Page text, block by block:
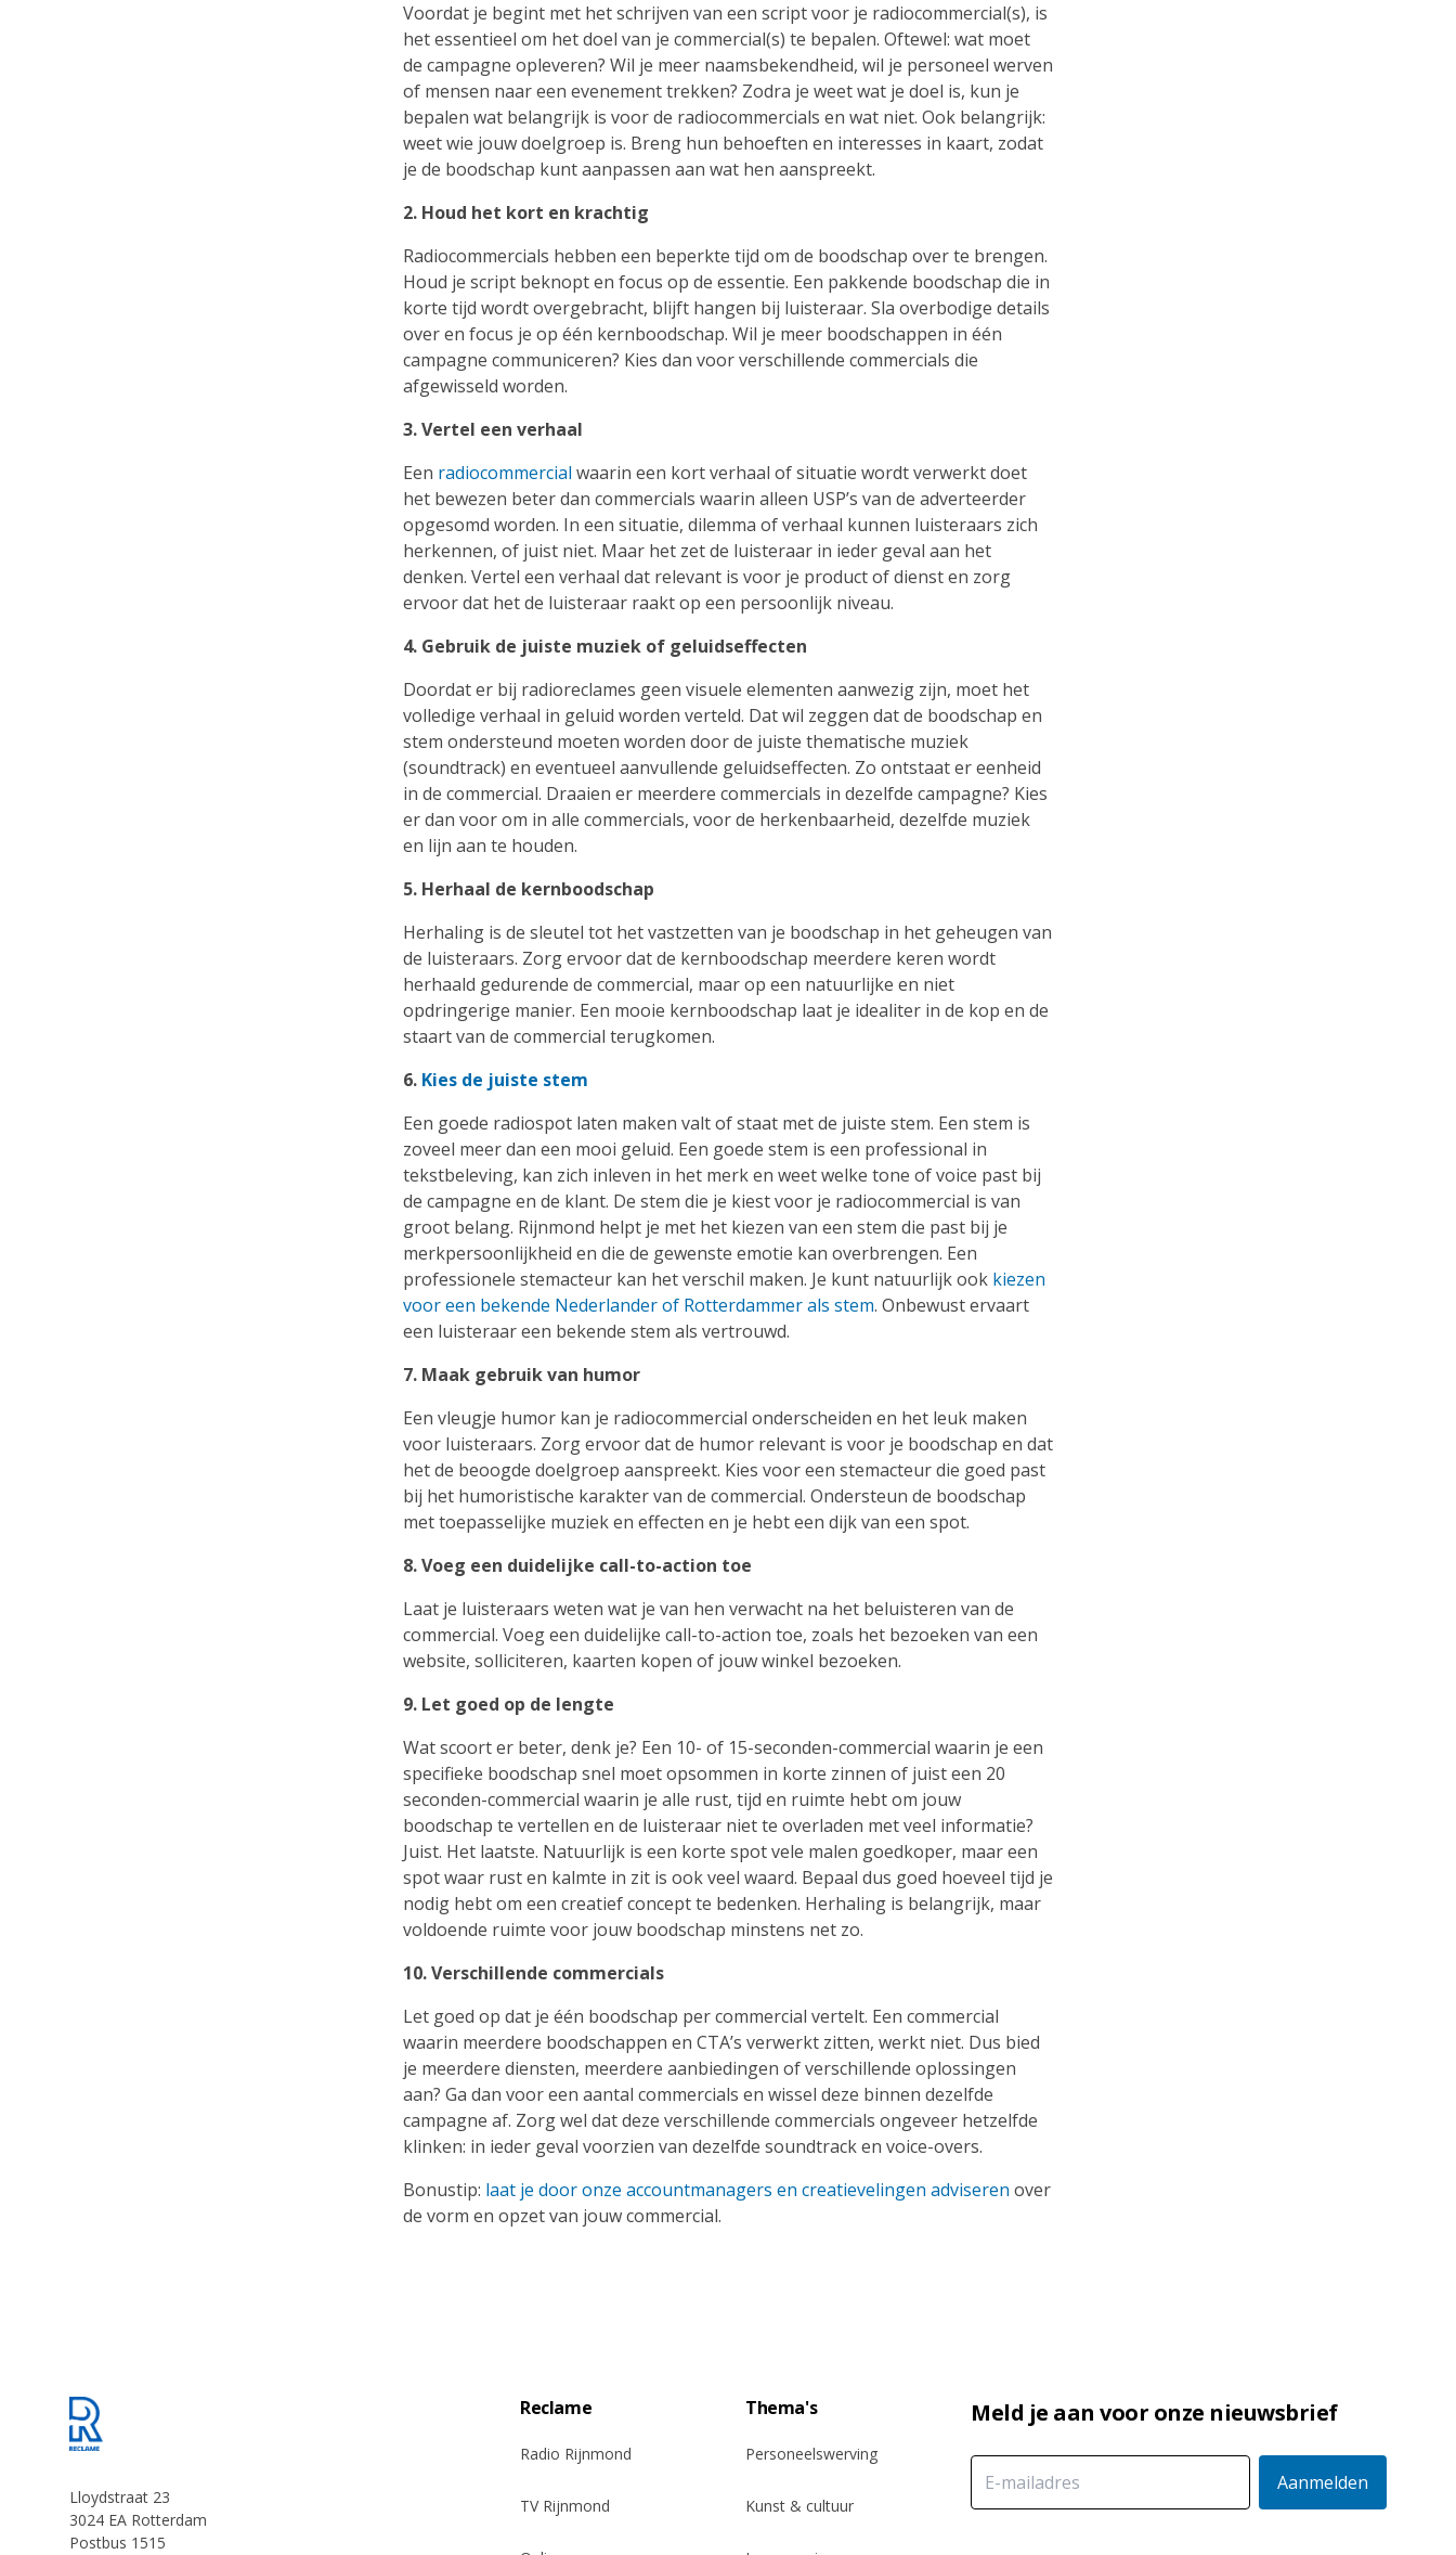
Voordat je begint met het schrijven van een script voor je radiocommercial(s), is
het essentieel om het doel van je commercial(s) te bepalen. Oftewel: wat moet
de campagne opleveren? Wil je meer naamsbekendheid, wil je personeel werven
of mensen naar een evenement trekken? Zodra je weet wat je doel is, kun je
bepalen wat belangrijk is voor de radiocommercials en wat niet. Ook belangrijk:
weet wie jouw doelgroep is. Breng hun behoeften en interesses in kaart, zodat
je de boodschap kunt aanpassen aan wat hen aanspreekt.
2. Houd het kort en krachtig
Radiocommercials hebben een beperkte tijd om de boodschap over te brengen.
Houd je script beknopt en focus op de essentie. Een pakkende boodschap die in
korte tijd wordt overgebracht, blijft hangen bij luisteraar. Sla overbodige details
over en focus je op één kernboodschap. Wil je meer boodschappen in één
campagne communiceren? Kies dan voor verschillende commercials die
afgewisseld worden.
3. Vertel een verhaal
Een radiocommercial waarin een kort verhaal of situatie wordt verwerkt doet
het bewezen beter dan commercials waarin alleen USP’s van de adverteerder
opgesomd worden. In een situatie, dilemma of verhaal kunnen luisteraars zich
herkennen, of juist niet. Maar het zet de luisteraar in ieder geval aan het
denken. Vertel een verhaal dat relevant is voor je product of dienst en zorg
ervoor dat het de luisteraar raakt op een persoonlijk niveau.
4. Gebruik de juiste muziek of geluidseffecten
Doordat er bij radioreclames geen visuele elementen aanwezig zijn, moet het
volledige verhaal in geluid worden verteld. Dat wil zeggen dat de boodschap en
stem ondersteund moeten worden door de juiste thematische muziek
(soundtrack) en eventueel aanvullende geluidseffecten. Zo ontstaat er eenheid
in de commercial. Draaien er meerdere commercials in dezelfde campagne? Kies
er dan voor om in alle commercials, voor de herkenbaarheid, dezelfde muziek
en lijn aan te houden.
5. Herhaal de kernboodschap
Herhaling is de sleutel tot het vastzetten van je boodschap in het geheugen van
de luisteraars. Zorg ervoor dat de kernboodschap meerdere keren wordt
herhaald gedurende de commercial, maar op een natuurlijke en niet
opdringerige manier. Een mooie kernboodschap laat je idealiter in de kop en de
staart van de commercial terugkomen.
6. Kies de juiste stem
Een goede radiospot laten maken valt of staat met de juiste stem. Een stem is
zoveel meer dan een mooi geluid. Een goede stem is een professional in
tekstbeleving, kan zich inleven in het merk en weet welke tone of voice past bij
de campagne en de klant. De stem die je kiest voor je radiocommercial is van
groot belang. Rijnmond helpt je met het kiezen van een stem die past bij je
merkpersoonlijkheid en die de gewenste emotie kan overbrengen. Een
professionele stemacteur kan het verschil maken. Je kunt natuurlijk ook kiezen
voor een bekende Nederlander of Rotterdammer als stem. Onbewust ervaart
een luisteraar een bekende stem als vertrouwd.
7. Maak gebruik van humor
Een vleugje humor kan je radiocommercial onderscheiden en het leuk maken
voor luisteraars. Zorg ervoor dat de humor relevant is voor je boodschap en dat
het de beoogde doelgroep aanspreekt. Kies voor een stemacteur die goed past
bij het humoristische karakter van de commercial. Ondersteun de boodschap
met toepasselijke muziek en effecten en je hebt een dijk van een spot.
8. Voeg een duidelijke call-to-action toe
Laat je luisteraars weten wat je van hen verwacht na het beluisteren van de
commercial. Voeg een duidelijke call-to-action toe, zoals het bezoeken van een
website, solliciteren, kaarten kopen of jouw winkel bezoeken.
9. Let goed op de lengte
Wat scoort er beter, denk je? Een 10- of 15-seconden-commercial waarin je een
specifieke boodschap snel moet opsommen in korte zinnen of juist een 20
seconden-commercial waarin je alle rust, tijd en ruimte hebt om jouw
boodschap te vertellen en de luisteraar niet te overladen met veel informatie?
Juist. Het laatste. Natuurlijk is een korte spot vele malen goedkoper, maar een
spot waar rust en kalmte in zit is ook veel waard. Bepaal dus goed hoeveel tijd je
nodig hebt om een creatief concept te bedenken. Herhaling is belangrijk, maar
voldoende ruimte voor jouw boodschap minstens net zo.
10. Verschillende commercials
Let goed op dat je één boodschap per commercial vertelt. Een commercial
waarin meerdere boodschappen en CTA’s verwerkt zitten, werkt niet. Dus bied
je meerdere diensten, meerdere aanbiedingen of verschillende oplossingen
aan? Ga dan voor een aantal commercials en wissel deze binnen dezelfde
campagne af. Zorg wel dat deze verschillende commercials ongeveer hetzelfde
klinken: in ieder geval voorzien van dezelfde soundtrack en voice-overs.
Bonustip: laat je door onze accountmanagers en creatievelingen adviseren over
de vorm en opzet van jouw commercial.
Footer
Lloydstraat 23
3024 EA Rotterdam
Postbus 1515
Reclame
Radio Rijnmond
TV Rijnmond
Thema's
Personeelswerving
Kunst & cultuur
Meld je aan voor onze nieuwsbrief